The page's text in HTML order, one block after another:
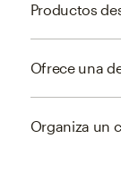
Productos
Ofrece una
Organiza un